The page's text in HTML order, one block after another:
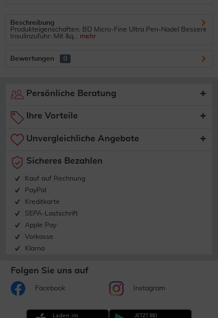
Beschreibung
Produkteigenschaften: BD Micro-Fine Ultra Pen-Nadel Bessere
Insulinzufuhr: Mit &q... mehr
Bewertungen 0
Persönliche Beratung
Ihre Vorteile
Unvergleichliche Angebote
Sicheres Bezahlen
Kauf auf Rechnung
PayPal
Kreditkarte
SEPA-Lastschrift
Apple Pay
Vorkasse
Klarna
Folgen Sie uns auf
Facebook Instagram